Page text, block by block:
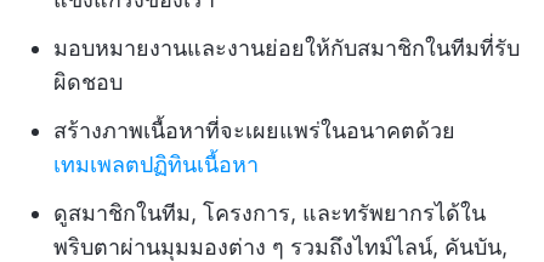
มอบหมายงานและงานย่อยให้กับสมาชิกในทีมที่รับ
ผิดชอบ
สร้างภาพเนื้อหาที่จะเผยแพร่ในอนาคตด้วย
เทมเพลตปฏิทินเนื้อหา
ดูสมาชิกในทีม, โครงการ, และทรัพยากรได้ใน
พริบตาผ่านมุมมองต่าง ๆ รวมถึงไทม์ไลน์, คันบัน,